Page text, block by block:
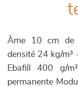
Âme 10 cm de
densité 24 kg/
Ebafill 400 g/
permanente